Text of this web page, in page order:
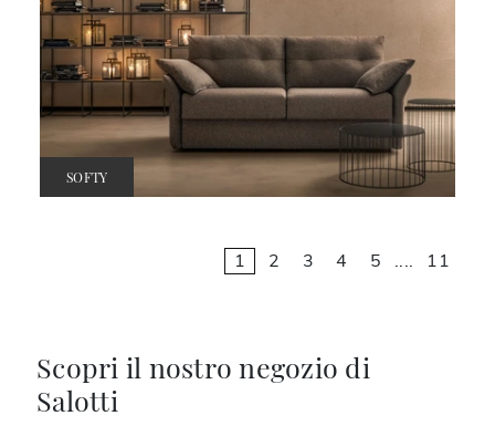
SOFTY
1 2 3 4 5 .... 11
Scopri il nostro negozio di
Salotti